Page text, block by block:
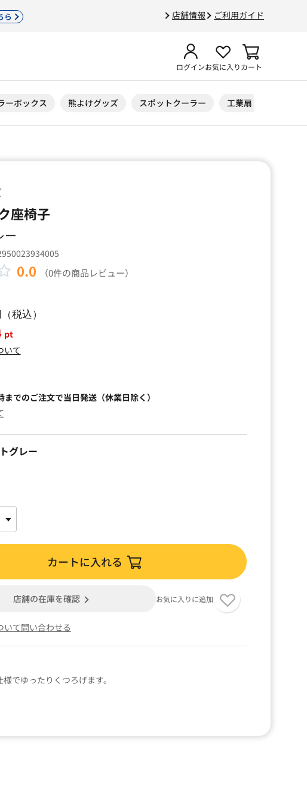
店舗情報 ご利用ガイド
ら
ログインお気に入りカート
ーボックス 熊よけグッズ スポットクーラー 工業扇
座椅子
ー
0.0 （0件の商品レビュー）
税込）
pt
いて
でのご注文で当日発送（休業日除く）
グレー
カートに入れる
店舗の在庫を確認 お気に入りに追加
いて問い合わせる
でゆったりくつろげます。